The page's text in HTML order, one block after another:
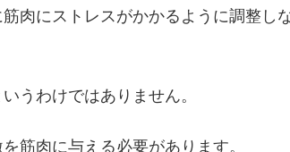
肉にストレスがかかるように調整し
うわけではありません。
筋肉に与える必要があります。